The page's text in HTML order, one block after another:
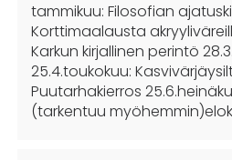
tammikuu: Filosofian
Korttimaalausta
Karkun kirjallinen perintö
25.4.toukokuu:
Puutarhakierros
(tarkentuu